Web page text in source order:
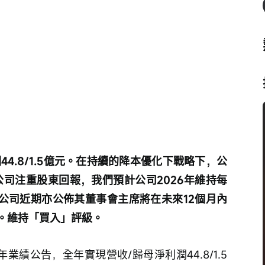
1.5億元。在持續的降本優化下戰略下，公
注重股東回報，我們預計公司2026年維持每
司近期亦公佈其董事會主席將在未來12個月內
維持「買入」評級。
業績公告，全年實現營收/歸母淨利潤44.8/1.5